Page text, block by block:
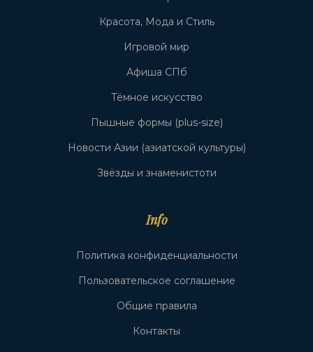
Красота, Мода и Стиль
Игровой мир
Афиша СПб
Тёмное искусство
Пышные формы (plus-size)
Новости Азии (азиатской культуры)
Звёзды и знаменистоти
Info
Политика конфиденциальности
Пользовательское соглашение
Общие правила
Контакты